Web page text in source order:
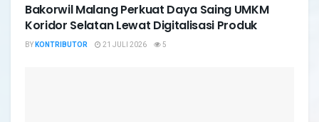
Bakorwil Malang Perkuat Daya Saing UMKM
Koridor Selatan Lewat Digitalisasi Produk
BYKONTRIBUTOR 21 JULI 2026 5